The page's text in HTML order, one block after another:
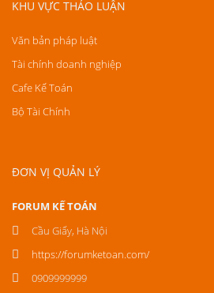
KHU VỰC THẢO LUẬN
Văn bản pháp luật
Tài chính doanh nghiệp
Cafe Kế Toán
Bộ Tài Chính
ĐƠN VỊ QUẢN LÝ
FORUM KẾ TOÁN
Cầu Giấy, Hà Nội
https://forumketoan.com/
0909999999